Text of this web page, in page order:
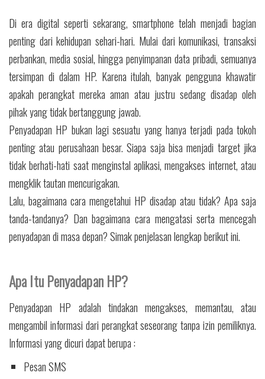
Di era digital seperti sekarang, smartphone telah menjadi bagian
penting dari kehidupan sehari-hari. Mulai dari komunikasi, transaksi
perbankan, media sosial, hingga penyimpanan data pribadi, semuanya
tersimpan di dalam HP. Karena itulah, banyak pengguna khawatir
apakah perangkat mereka aman atau justru sedang disadap oleh
pihak yang tidak bertanggung jawab.
Penyadapan HP bukan lagi sesuatu yang hanya terjadi pada tokoh
penting atau perusahaan besar. Siapa saja bisa menjadi target jika
tidak berhati-hati saat menginstal aplikasi, mengakses internet, atau
mengklik tautan mencurigakan.
Lalu, bagaimana cara mengetahui HP disadap atau tidak? Apa saja
tanda-tandanya? Dan bagaimana cara mengatasi serta mencegah
penyadapan di masa depan? Simak penjelasan lengkap berikut ini.
Apa Itu Penyadapan HP?
Penyadapan HP adalah tindakan mengakses, memantau, atau
mengambil informasi dari perangkat seseorang tanpa izin pemiliknya.
Informasi yang dicuri dapat berupa :
Pesan SMS